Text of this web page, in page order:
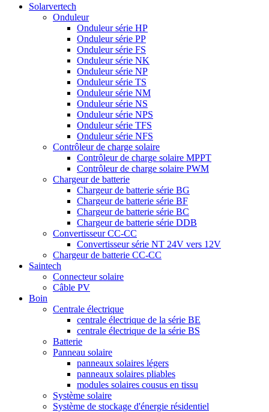
Solarvertech
Onduleur
Onduleur série HP
Onduleur série PP
Onduleur série FS
Onduleur série NK
Onduleur série NP
Onduleur série TS
Onduleur série NM
Onduleur série NS
Onduleur série NPS
Onduleur série TFS
Onduleur série NFS
Contrôleur de charge solaire
Contrôleur de charge solaire MPPT
Contrôleur de charge solaire PWM
Chargeur de batterie
Chargeur de batterie série BG
Chargeur de batterie série BF
Chargeur de batterie série BC
Chargeur de batterie série DDB
Convertisseur CC-CC
Convertisseur série NT 24V vers 12V
Chargeur de batterie CC-CC
Saintech
Connecteur solaire
Câble PV
Boin
Centrale électrique
centrale électrique de la série BE
centrale électrique de la série BS
Batterie
Panneau solaire
panneaux solaires légers
panneaux solaires pliables
modules solaires cousus en tissu
Système solaire
Système de stockage d'énergie résidentiel